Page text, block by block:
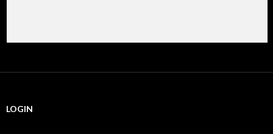
LOGIN